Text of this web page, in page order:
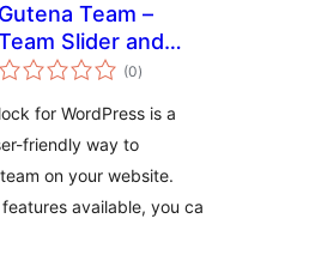
Gutena Team –
Slider and
Grid
(0totaal
waarderingen
)
for WordPress is a
friendly way to
on your website.
available, you ca